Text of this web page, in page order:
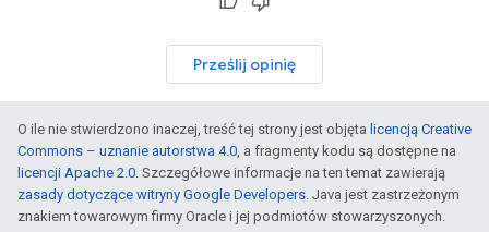
Prześlij opinię
O ile nie stwierdzono inaczej, treść tej strony jest objęta licencją Creative
Commons – uznanie autorstwa 4.0, a fragmenty kodu są dostępne na
licencji Apache 2.0. Szczegółowe informacje na ten temat zawierają
zasady dotyczące witryny Google Developers. Java jest zastrzeżonym
znakiem towarowym firmy Oracle i jej podmiotów stowarzyszonych.